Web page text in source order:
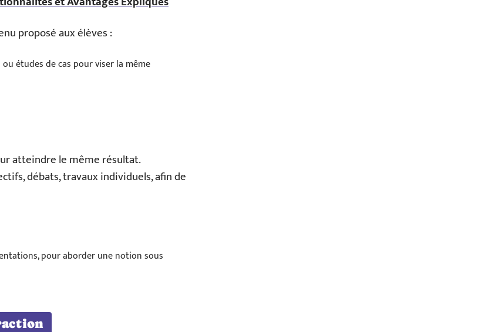
proposé aux élèves :
études de cas pour viser la même
atteindre le même résultat.
débats, travaux individuels, afin de
pour aborder une notion sous